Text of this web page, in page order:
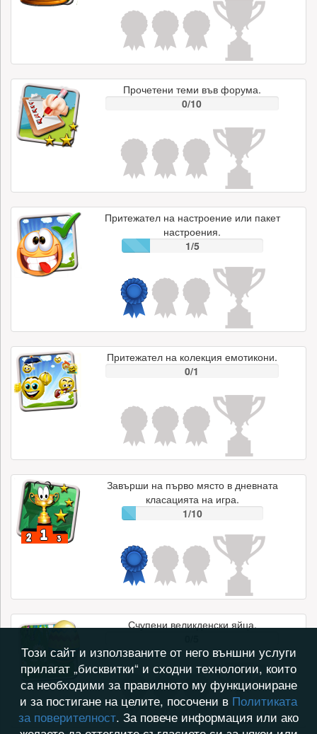
Прочетени теми във форума.
0/10
Притежател на настроение или пакет
настроения.
1/5
Притежател на колекция емотикони.
0/1
Завърши на първо място в дневната
класацията на игра.
1/10
Счупени великденски яйца.
Този сайт и използваните от него външни услуги
прилагат „бисквитки“ и сходни технологии, които
са необходими за правилното му функциониране
и за постигане на целите, посочени в Политиката
за поверителност. За повече информация или ако